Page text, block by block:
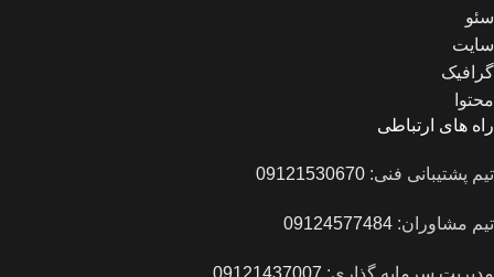
سئو
سایت
گرافیک
محتوا
راه های ارتباطی
تیم پشتیبانی فنی: 09121530670
تیم مشاوران: 09124577484
مدیریت سرمایه گذاری: 09121437007